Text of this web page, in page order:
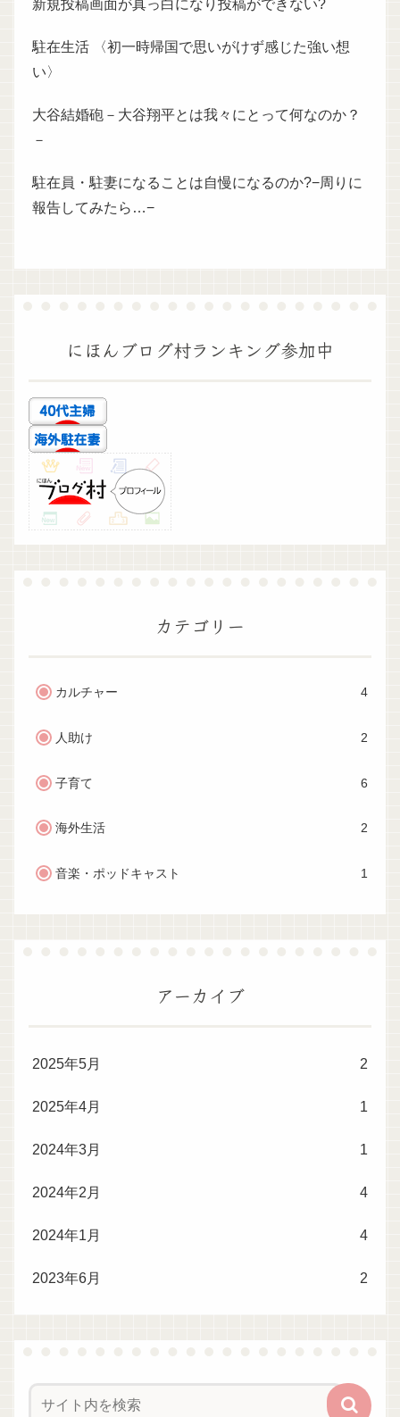
新規投稿画面が真っ白になり投稿ができない?
駐在生活 〈初一時帰国で思いがけず感じた強い想
い〉
大谷結婚砲－大谷翔平とは我々にとって何なのか？
－
駐在員・駐妻になることは自慢になるのか?−周りに
報告してみたら…−
にほんブログ村ランキング参加中
カテゴリー
カルチャー 4
人助け 2
子育て 6
海外生活 2
音楽・ポッドキャスト 1
アーカイブ
2025年5月 2
2025年4月 1
2024年3月 1
2024年2月 4
2024年1月 4
2023年6月 2